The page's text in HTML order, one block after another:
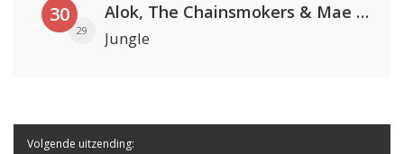
30
29
Alok, The Chainsmokers & Mae Stephens
Jungle
Volgende uitzending: